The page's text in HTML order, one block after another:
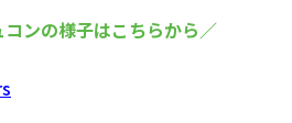
ンの様子はこちらから／